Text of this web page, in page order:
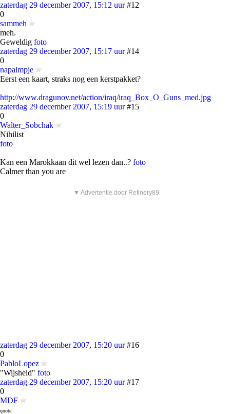
zaterdag 29 december 2007, 15:12 uur #12
0
sammeh
meh.
Geweldig foto
zaterdag 29 december 2007, 15:17 uur #14
0
napalmpje
Eerst een kaart, straks nog een kerstpakket?
http://www.dragunov.net/action/iraq/iraq_Box_O_Guns_med.jpg
zaterdag 29 december 2007, 15:19 uur #15
0
Walter_Sobchak
Nihilist
foto
Kan een Marokkaan dit wel lezen dan..? foto
Calmer than you are
▼ Advertentie door Refinery89
zaterdag 29 december 2007, 15:20 uur #16
0
PabloLopez
"Wijsheid" foto
zaterdag 29 december 2007, 15:20 uur #17
0
MDF
quote: